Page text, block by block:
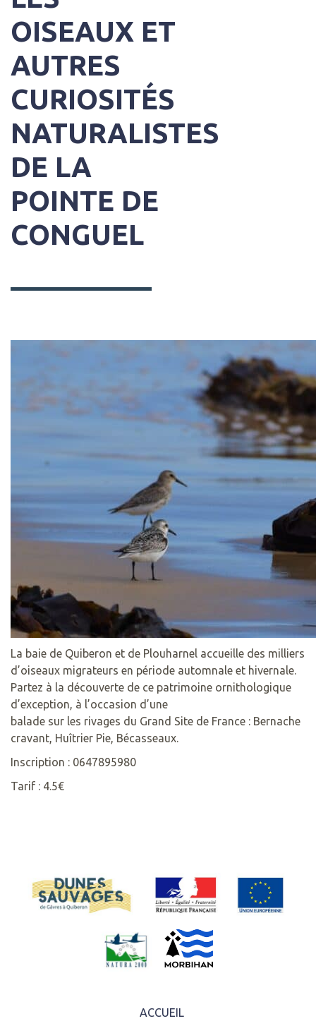
OISEAUX ET
AUTRES
CURIOSITÉS
NATURALISTES
DE LA
POINTE DE
CONGUEL
La baie de Quiberon et de Plouharnel accueille des milliers
d’oiseaux migrateurs en période automnale et hivernale.
Partez à la découverte de ce patrimoine ornithologique
d’exception, à l’occasion d’une
balade sur les rivages du Grand Site de France : Bernache
cravant, Huîtrier Pie, Bécasseaux.
Inscription : 0647895980
Tarif : 4.5€
ACCUEIL